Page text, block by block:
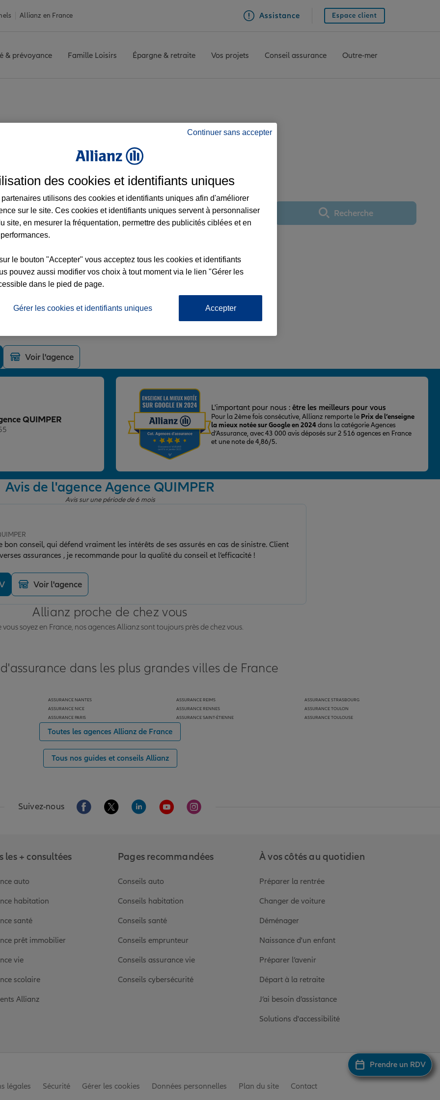
Allianz en France Assistance Espace client
& prévoyance Famille Loisirs Épargne & retraite Vos projets Conseil assurance Outre-mer
les avis de l'agence QUIMPER
Utiliser ma positionRecherche
Voir l'agence
Prendre un RDV
QUIMPER
L'important pour nous : être les meilleurs pour vous
Pour la 2ème fois consécutive, Allianz remporte le Prix de l’enseigne
la mieux notée sur Google en 2024dans la catégorie Agences
d’Assurance, avec 43 000 avis déposés sur 2 516 agences en France
et une note de 4,86/5.
Avis de l'agence Agence QUIMPER
Avis sur une période de 6 mois
bon conseil, qui défend vraiment les intérêts de ses assurés en cas de sinistre. Client
assurances , je recommande pour la qualité du conseil et l’efficacité !
Voir l'agence
Allianz proche de chez vous
vous soyez en France, nos agences Allianz sont toujours près de chez vous.
dans les plus grandes villes de France
ASSURANCE NANTES
ASSURANCE NICE
ASSURANCE PARIS
ASSURANCE REIMS
ASSURANCE RENNES
ASSURANCE SAINT-ÉTIENNE
ASSURANCE STRASBOURG
ASSURANCE TOULON
ASSURANCE TOULOUSE
Toutes les agences Allianz de France
Tous nos guides et conseils Allianz
Suivez-nous Aller sur la page Facebook de Allianz
Aller sur la page Twitter de Allianz
Aller sur la page Linkedin de Allianz
Aller sur la page Youtube de Allianz
Aller sur la page Instagram de Allianz
les + consultées
auto
habitation
santé
prêt immobilier
vie
scolaire
Allianz
Pages recommandées
Conseils auto
Conseils habitation
Conseils santé
Conseils emprunteur
Conseils assurance vie
Conseils cybersécurité
À vos côtés au quotidien
Préparer la rentrée
Changer de voiture
Déménager
Naissance d'un enfant
Préparer l’avenir
Départ à la retraite
J’ai besoin d’assistance
Solutions d'accessibilité
légales Sécurité Gérer les cookies Données personnelles Plan du site Contact
Continuer sans accepter
des cookies et identifiants uniques
partenaires utilisons des cookies et identifiants uniques afin d'améliorer
sur le site. Ces cookies et identifiants uniques servent à personnaliser
site, en mesurer la fréquentation, permettre des publicités ciblées et en
le bouton "Accepter" vous acceptez tous les cookies et identifiants
pouvez aussi modifier vos choix à tout moment via le lien "Gérer les
dans le pied de page.
Gérer les cookies et identifiants uniques Accepter